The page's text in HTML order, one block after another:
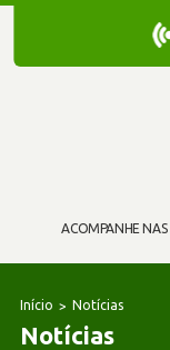
ACOMPANHE NAS
Início Notícias
Notícias